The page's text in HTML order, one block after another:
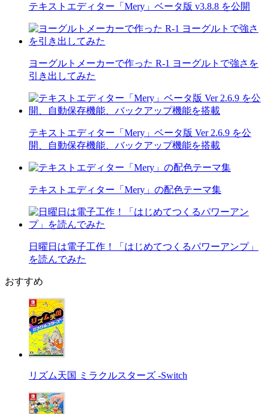
テキストエディター「Mery」ベータ版 v3.8.8 を公開
ヨーグルトメーカーで作った R-1 ヨーグルトで強さを
引き出してみた
テキストエディター「Mery」ベータ版 Ver 2.6.9 を公
開、自動保存機能、バックアップ機能を搭載
テキストエディター「Mery」の配色テーマ集
日曜日は電子工作！「はじめてつくるパワーアンプ」
を読んでみた
おすすめ
リズム天国 ミラクルスターズ -Switch